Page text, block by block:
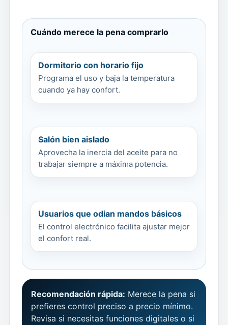
Cuándo merece la pena comprarlo
Dormitorio con horario fijo
Programa el uso y baja la temperatura
cuando ya hay confort.
Salón bien aislado
Aprovecha la inercia del aceite para no
trabajar siempre a máxima potencia.
Usuarios que odian mandos básicos
El control electrónico facilita ajustar mejor
el confort real.
Recomendación rápida: Merece la pena si
prefieres control preciso a precio mínimo.
Revisa si necesitas funciones digitales o si